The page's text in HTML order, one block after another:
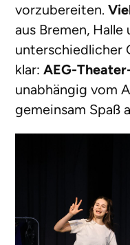
vorzubereiten.
aus Bremen, Halle
unterschiedlicher
klar:AEG-
unabhängig vom
gemeinsam Spaß